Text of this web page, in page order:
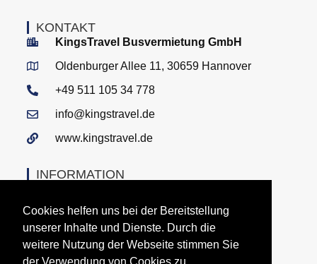
Cookies helfen uns bei der Bereitstellung
unserer Inhalte und Dienste. Durch die
weitere Nutzung der Webseite stimmen Sie
INFORMATION
Fundsachen
Stellenangebote
KONTAKT
KingsTravel Busvermietung GmbH
Oldenburger Allee 11, 30659 Hannover
+49 511 105 34 778
info@kingstravel.de
www.kingstravel.de